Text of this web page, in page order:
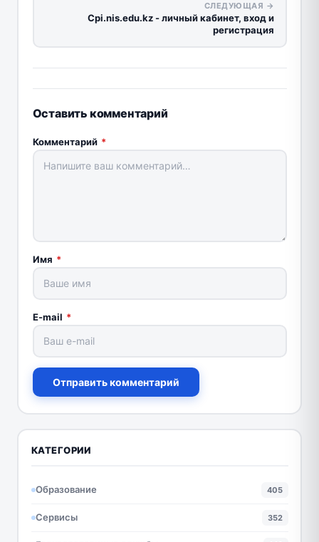
СЛЕДУЮЩАЯ →
Cpi.nis.edu.kz - личный кабинет, вход и
регистрация
Оставить комментарий
Комментарий *
Имя *
E-mail *
Отправить комментарий
КАТЕГОРИИ
Образование 405
Сервисы 352